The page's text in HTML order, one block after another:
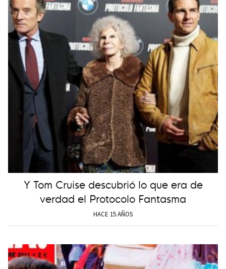
Y Tom Cruise descubrió lo que era de
verdad el Protocolo Fantasma
HACE 15 AÑOS